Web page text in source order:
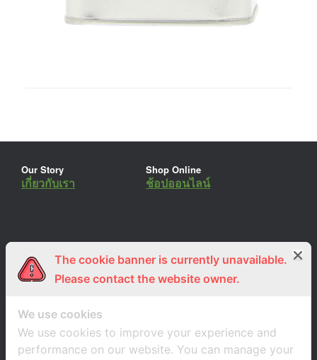
Our Story
เกี่ยวกับเรา
Shop Online
ช้อปออนไลน์
ร่วมงานกับเรา
สมัครงาน
Lemon Farm Cafe
ร้านอาหารอินทรีย์
The cookie banner is currently unavailable.
Please contact the website owner.
We use cookies
We use cookies to improve your experience and
performance on our website. You can manage your